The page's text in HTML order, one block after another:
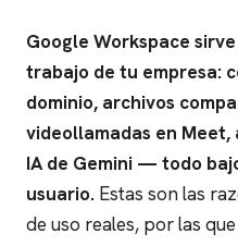
Google Workspace
trabajo de tu empresa:
dominio, archivos
videollamadas en Meet,
IA de Gemini — todo
usuario. Estas son las
de uso reales, por las